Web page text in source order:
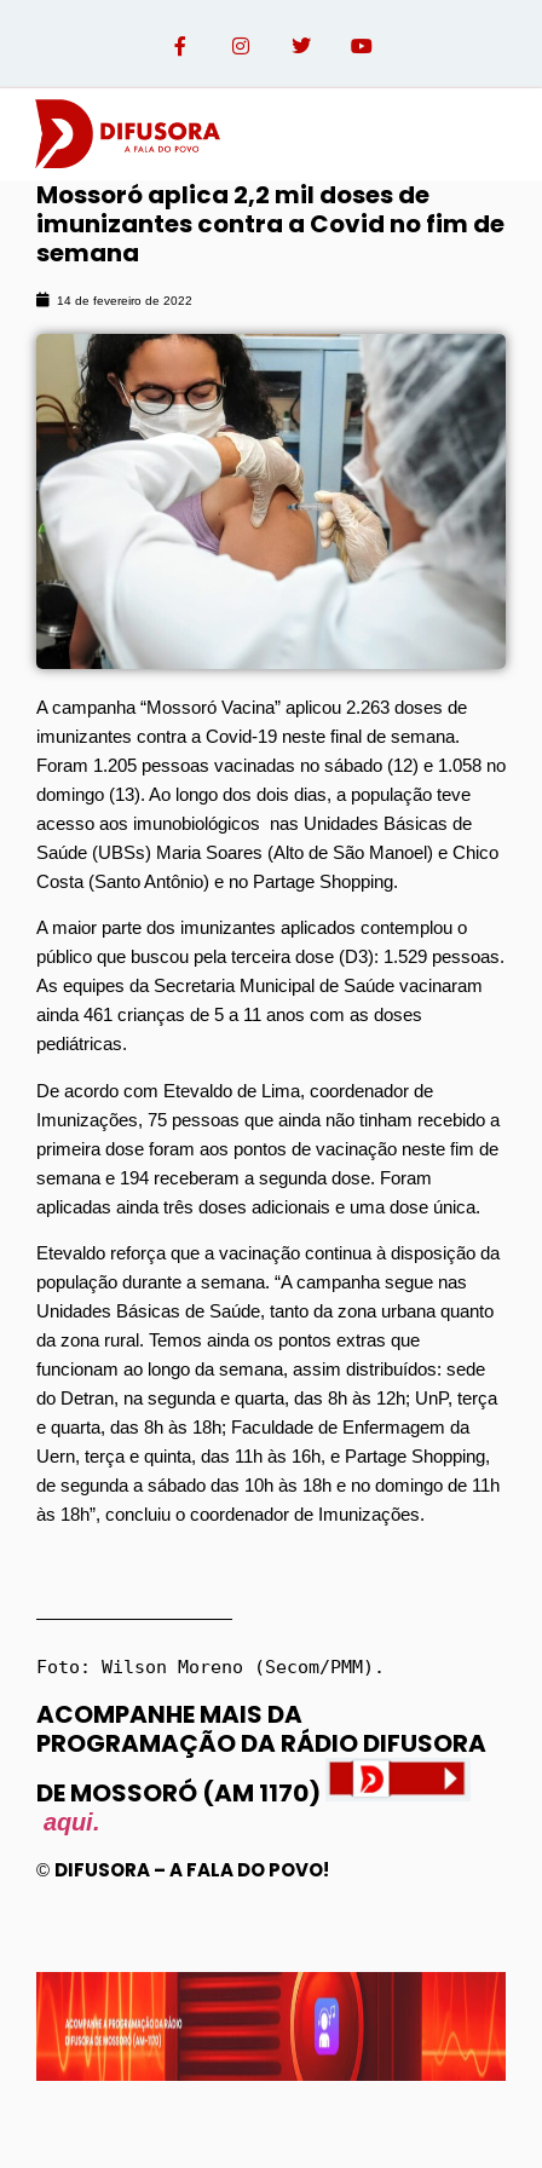
Mossoró aplica 2,2 mil doses de
imunizantes contra a Covid no fim de
semana
14 de fevereiro de 2022
A campanha “Mossoró Vacina” aplicou 2.263 doses de
imunizantes contra a Covid-19 neste final de semana.
Foram 1.205 pessoas vacinadas no sábado (12) e 1.058 no
domingo (13). Ao longo dos dois dias, a população teve
acesso aos imunobiológicos nas Unidades Básicas de
Saúde (UBSs) Maria Soares (Alto de São Manoel) e Chico
Costa (Santo Antônio) e no Partage Shopping.
A maior parte dos imunizantes aplicados contemplou o
público que buscou pela terceira dose (D3): 1.529 pessoas.
As equipes da Secretaria Municipal de Saúde vacinaram
ainda 461 crianças de 5 a 11 anos com as doses
pediátricas.
De acordo com Etevaldo de Lima, coordenador de
Imunizações, 75 pessoas que ainda não tinham recebido a
primeira dose foram aos pontos de vacinação neste fim de
semana e 194 receberam a segunda dose. Foram
aplicadas ainda três doses adicionais e uma dose única.
Etevaldo reforça que a vacinação continua à disposição da
população durante a semana. “A campanha segue nas
Unidades Básicas de Saúde, tanto da zona urbana quanto
da zona rural. Temos ainda os pontos extras que
funcionam ao longo da semana, assim distribuídos: sede
do Detran, na segunda e quarta, das 8h às 12h; UnP, terça
e quarta, das 8h às 18h; Faculdade de Enfermagem da
Uern, terça e quinta, das 11h às 16h, e Partage Shopping,
de segunda a sábado das 10h às 18h e no domingo de 11h
às 18h”, concluiu o coordenador de Imunizações.
Foto: Wilson Moreno (Secom/PMM).
ACOMPANHE MAIS DA
PROGRAMAÇÃO DA RÁDIO DIFUSORA
DE MOSSORÓ (AM 1170)
aqui.
© DIFUSORA – A FALA DO POVO!